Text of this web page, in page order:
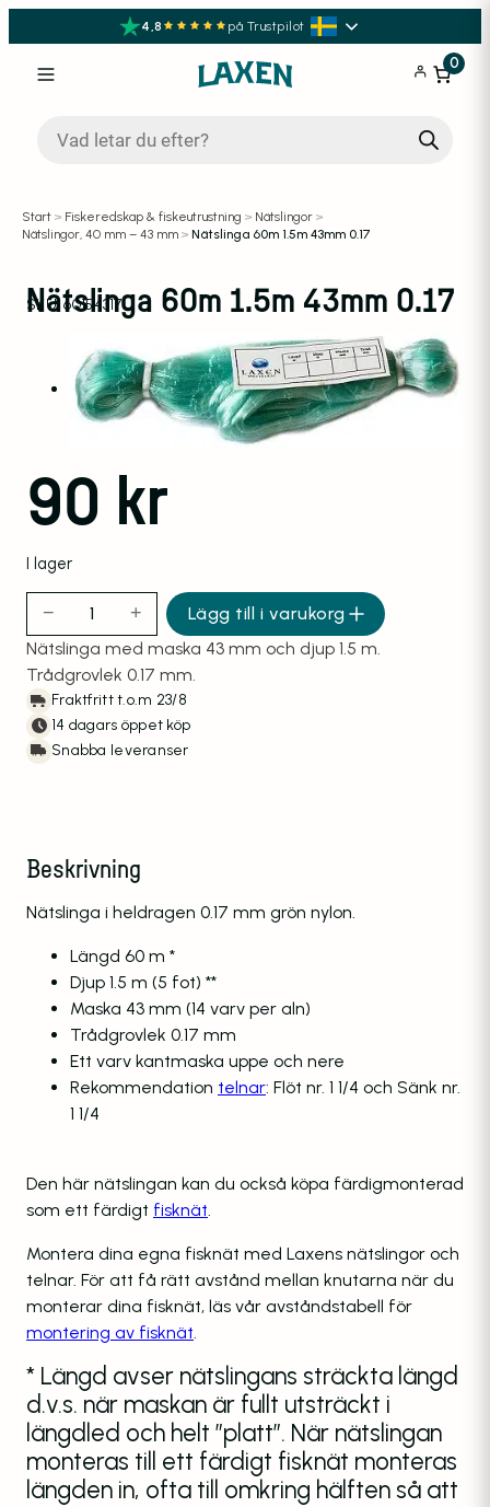
4,8 på Trustpilot
0
Start > Fiskeredskap & fiskeutrustning > Nätslingor >
Nätslingor, 40 mm – 43 mm > Nätslinga 60m 1.5m 43mm 0.17
Nätslinga 60m 1.5m 43mm 0.17
SKU:60154317
90 kr
I lager
Nätslinga 60m 1.5m 43mm 0.17 mängd
− +
Lägg till i varukorg
Nätslinga med maska 43 mm och djup 1.5 m.
Trådgrovlek 0.17 mm.
Fraktfritt t.o.m 23/8
14 dagars öppet köp
Snabba leveranser
Beskrivning
Nätslinga i heldragen 0.17 mm grön nylon.
Längd 60 m *
Djup 1.5 m (5 fot) **
Maska 43 mm (14 varv per aln)
Trådgrovlek 0.17 mm
Ett varv kantmaska uppe och nere
Rekommendation telnar: Flöt nr. 1 1/4 och Sänk nr.
1 1/4
Den här nätslingan kan du också köpa färdigmonterad
som ett färdigt fisknät
Montera dina egna fisknät med Laxens nätslingor och
telnar. För att få rätt avstånd mellan knutarna när du
monterar dina fisknät, läs vår avståndstabell för
montering av fisknät
* Längd avser nätslingans sträckta längd
d.v.s. när maskan är fullt utsträckt i
längdled och helt ”platt”. När nätslingan
monteras till ett färdigt fisknät monteras
längden in, ofta till omkring hälften så att